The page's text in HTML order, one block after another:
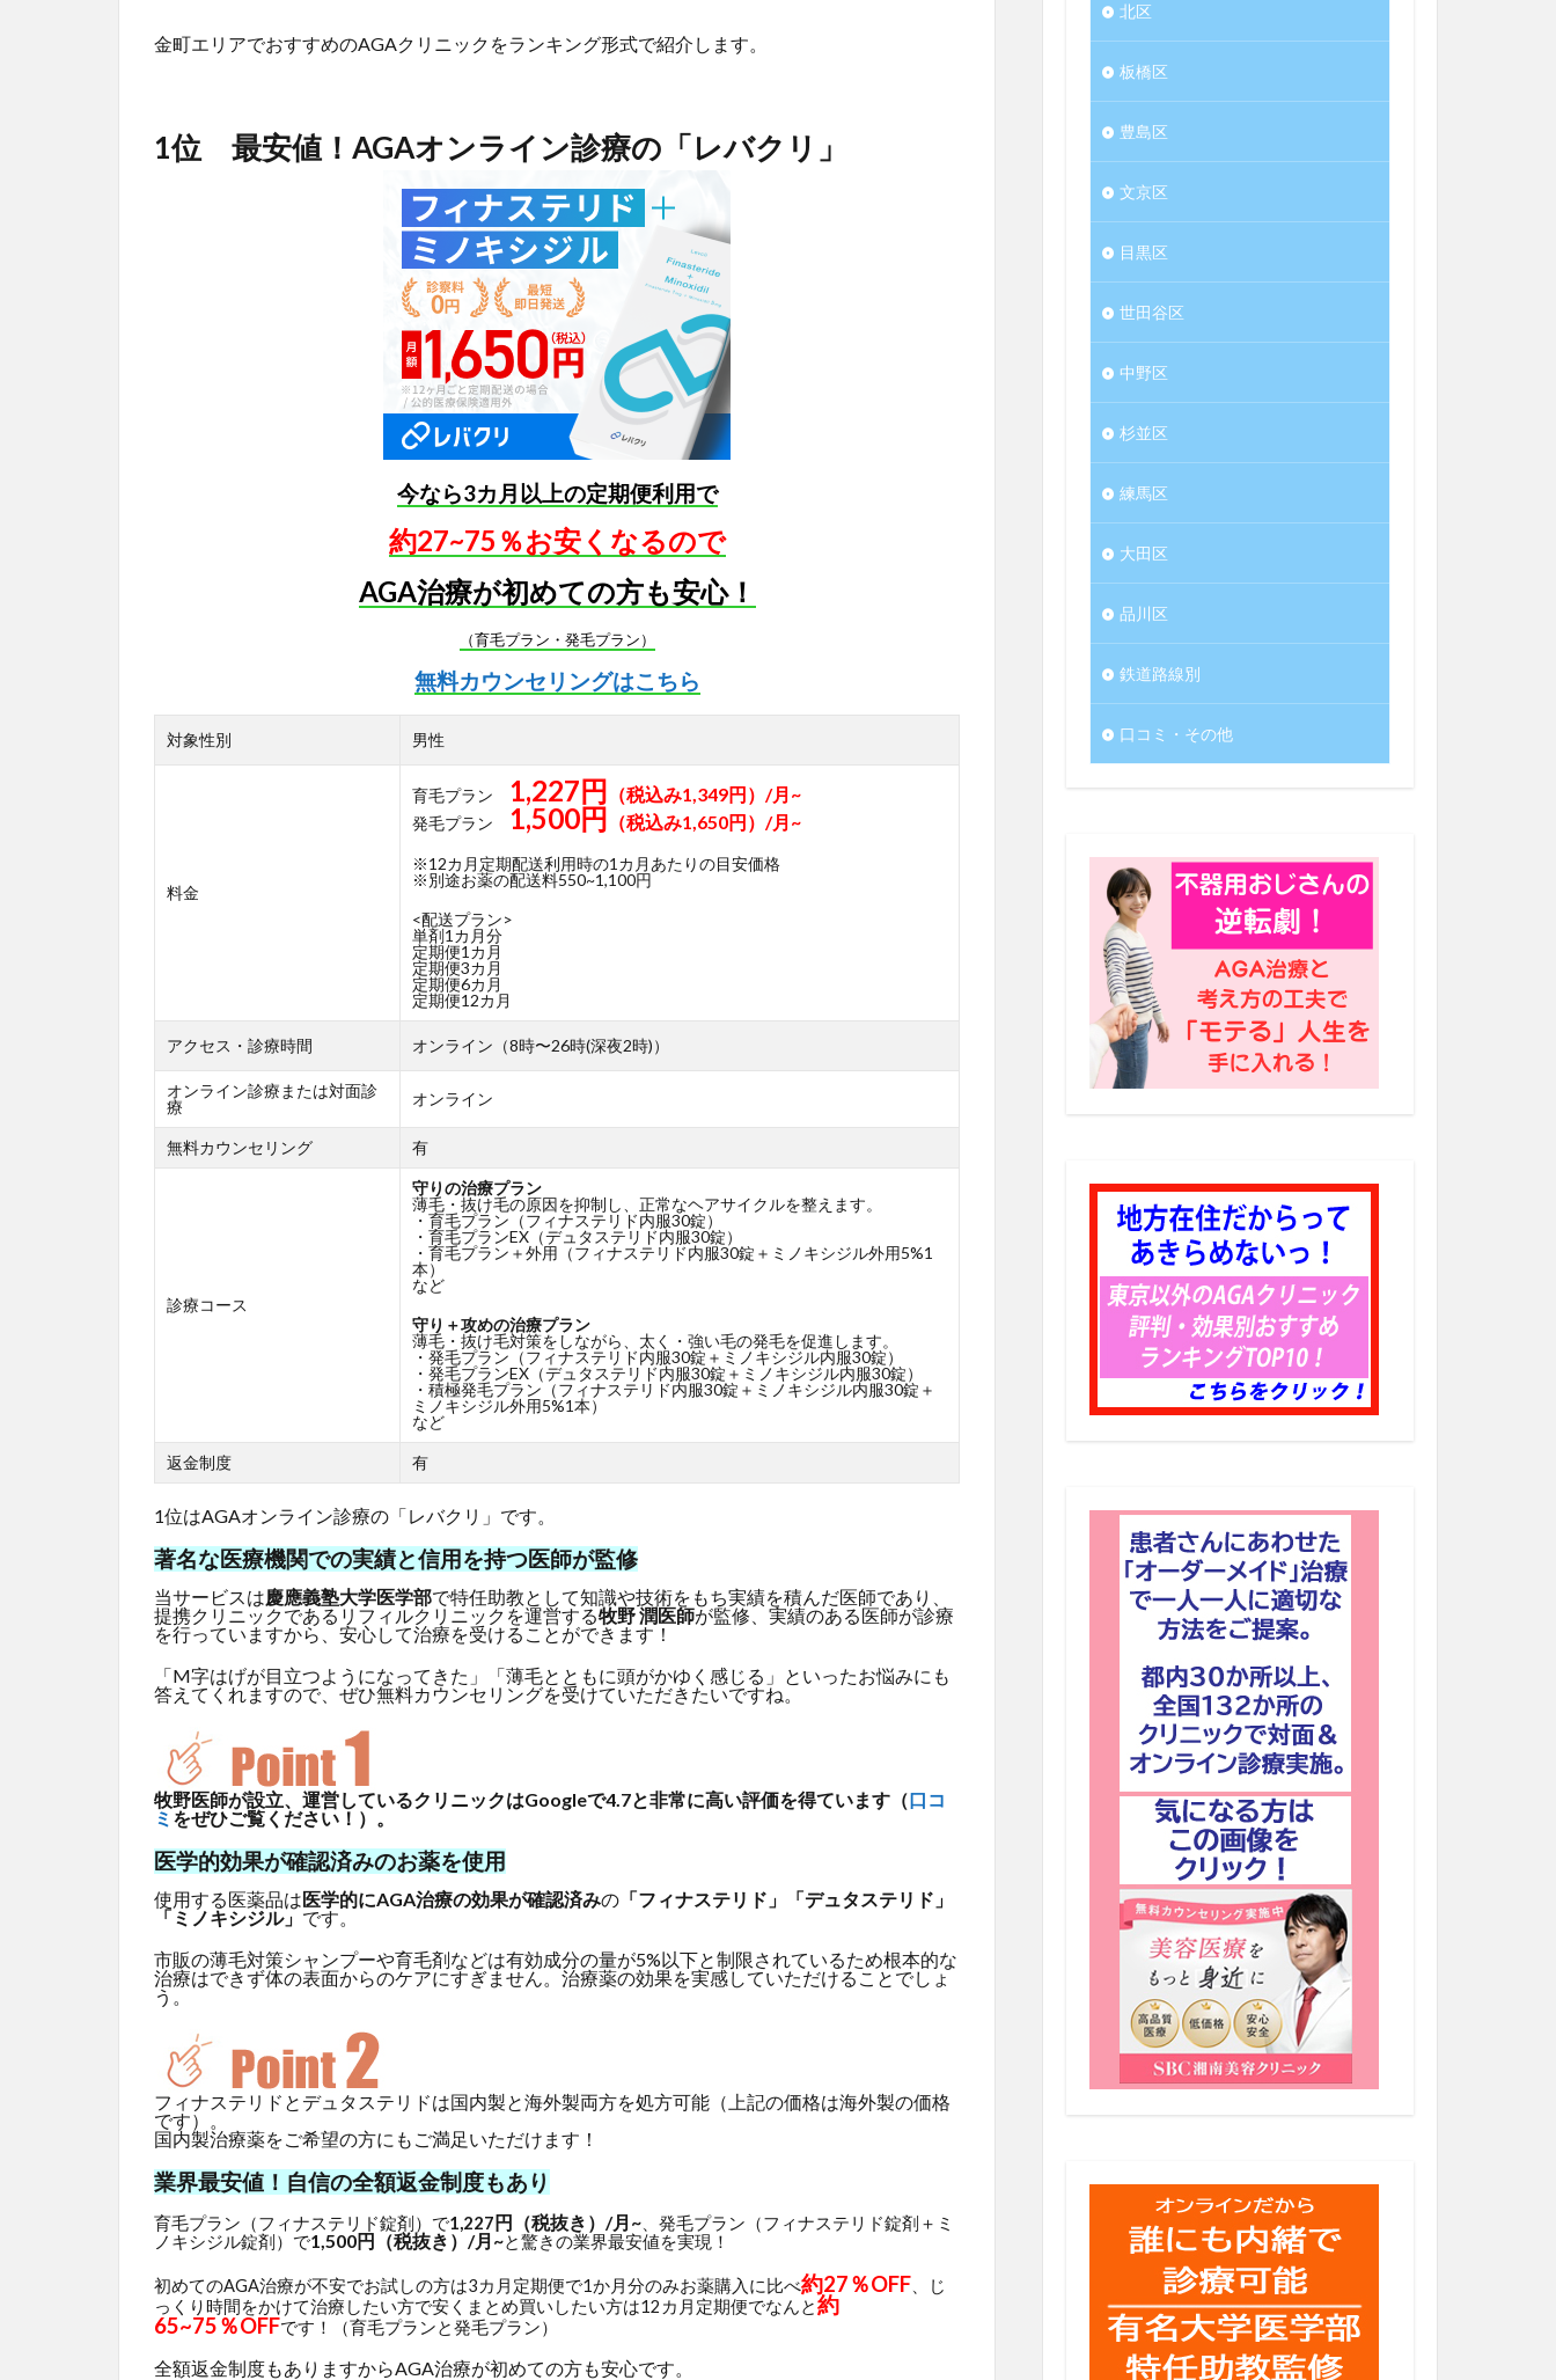
金町エリアでおすすめのAGAクリニックをランキング形式で紹介します。
1位 最安値！AGAオンライン診療の「レバクリ」
今なら3カ月以上の定期便利用で
約27~75％お安くなるので
AGA治療が初めての方も安心！
（育毛プラン・発毛プラン）
無料カウンセリングはこちら
対象性別 男性
料金
育毛プラン 1,227円 （税込み1,349円）/月~
発毛プラン 1,500円 （税込み1,650円）/月~
※12カ月定期配送利用時の1カ月あたりの目安価格
※別途お薬の配送料550~1,100円
<配送プラン>
単剤1カ月分
定期便1カ月
定期便3カ月
定期便6カ月
定期便12カ月
アクセス・診療時間 オンライン（8時〜26時(深夜2時)）
オンライン診療または対面診
療
オンライン
無料カウンセリング 有
診療コース
守りの治療プラン
薄毛・抜け毛の原因を抑制し、正常なヘアサイクルを整えます。
・育毛プラン（フィナステリド内服30錠）
・育毛プランEX（デュタステリド内服30錠）
・育毛プラン＋外用（フィナステリド内服30錠＋ミノキシジル外用5%1
本）
など
守り＋攻めの治療プラン
薄毛・抜け毛対策をしながら、太く・強い毛の発毛を促進します。
・発毛プラン（フィナステリド内服30錠＋ミノキシジル内服30錠）
・発毛プランEX（デュタステリド内服30錠＋ミノキシジル内服30錠）
・積極発毛プラン（フィナステリド内服30錠＋ミノキシジル内服30錠＋
ミノキシジル外用5%1本）
など
返金制度 有
1位はAGAオンライン診療の「レバクリ」です。
著名な医療機関での実績と信用を持つ医師が監修
当サービスは慶應義塾大学医学部で特任助教として知識や技術をもち実績を積んだ医師であり、
提携クリニックであるリフィルクリニックを運営する牧野 潤医師が監修、実績のある医師が診療
を行っていますから、安心して治療を受けることができます！
「M字はげが目立つようになってきた」「薄毛とともに頭がかゆく感じる」といったお悩みにも
答えてくれますので、ぜひ無料カウンセリングを受けていただきたいですね。
牧野医師が設立、運営しているクリニックはGoogleで4.7と非常に高い評価を得ています（口コ
ミ をぜひご覧ください！）。
医学的効果が確認済みのお薬を使用
使用する医薬品は医学的にAGA治療の効果が確認済みの 「フィナステリド」「デュタステリド」
「ミノキシジル」 です。
市販の薄毛対策シャンプーや育毛剤などは有効成分の量が5%以下と制限されているため根本的な
治療はできず体の表面からのケアにすぎません。治療薬の効果を実感していただけることでしょ
う。
フィナステリドとデュタステリドは国内製と海外製両方を処方可能（上記の価格は海外製の価格
です）。
国内製治療薬をご希望の方にもご満足いただけます！
業界最安値！自信の全額返金制度もあり
育毛プラン（フィナステリド錠剤）で1,227円（税抜き）/月~ 、発毛プラン（フィナステリド錠剤＋ミ
ノキシジル錠剤）で1,500円（税抜き）/月~と驚きの業界最安値を実現！
初めてのAGA治療が不安でお試しの方は3カ月定期便で1か月分のみお薬購入に比べ約27％OFF 、じ
っくり時間をかけて治療したい方で安くまとめ買いしたい方は12カ月定期便でなんと約
65~75％OFFです！（育毛プランと発毛プラン）
全額返金制度もありますからAGA治療が初めての方も安心です。
北区
板橋区
豊島区
文京区
目黒区
世田谷区
中野区
杉並区
練馬区
大田区
品川区
鉄道路線別
口コミ・その他